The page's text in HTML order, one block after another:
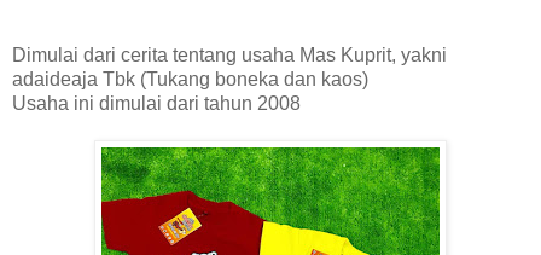
Dimulai dari cerita tentang usaha Mas Kuprit, yakni
adaideaja Tbk (Tukang boneka dan kaos)
Usaha ini dimulai dari tahun 2008